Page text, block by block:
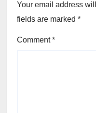
Your email address
fields are marked *
Comment*